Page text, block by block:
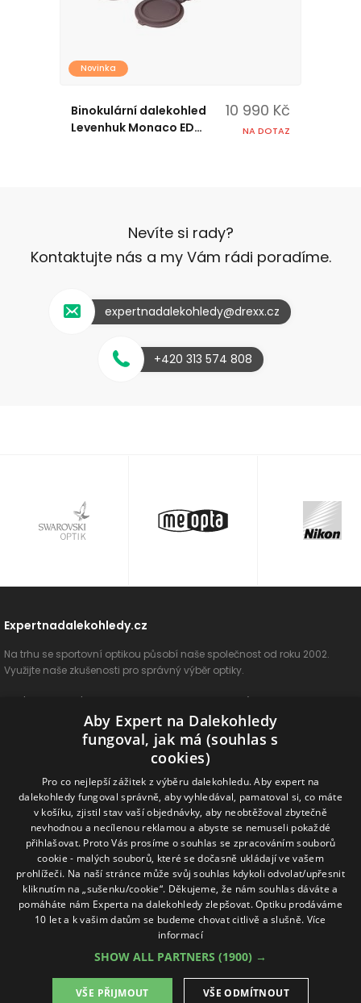
Novinka
Binokulární dalekohled
Levenhuk Monaco ED
10 990 Kč
NA DOTAZ
Nevíte si rady?
Kontaktujte nás a my Vám rádi poradíme.
expertnadalekohledy@drexx.cz
+420 313 574 808
Expertnadalekohledy.cz
Na trhu se sportovní optikou působí naše společnost od roku 2002.
Využijte naše zkušenosti pro správný výběr optiky.
O nás Vše o nákupu Poradenství
Ochrana osobních údajů ODSTOUPIT OD SMLOUVY
Dalekohledy Spektivy Dálkoměry Příslušenství Naše značky
Sledujte nás na sociálních sítích
ExpertNaDalekohledy
Aby Expert na Dalekohledy
fungoval, jak má (souhlas s
cookies)
Pro co nejlepší zážitek z výběru dalekohledu. Aby expert na
dalekohledy fungoval správně, aby vyhledával, pamatoval si, co máte
v košíku, zjistil stav vaší objednávky, aby neobtěžoval zbytečně
nevhodnou a necílenou reklamou a abyste se nemuseli pokaždé
přihlašovat. Proto Vás prosíme o souhlas se zpracováním souborů
cookie - malých souborů, které se dočasně ukládají ve vašem
prohlížeči. Na naší stránce může svůj souhlas kdykoli odvolat/upřesnit
kliknutím na „sušenku/cookie“. Děkujeme, že nám souhlas dáváte a
pomáháte nám Experta na dalekohledy zlepšovat. Optiku prodáváme
10 let a k vašim datům se budeme chovat citlivě a slušně. Více
informací
SHOW ALL PARTNERS (1900) →
VŠE PŘIJMOUT VŠE ODMÍTNOUT